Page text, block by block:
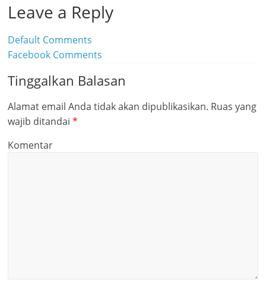
Leave a Reply
Default Comments
Facebook Comments
Tinggalkan Balasan
Alamat email Anda tidak akan dipublikasikan. Ruas yang
wajib ditandai*
Komentar